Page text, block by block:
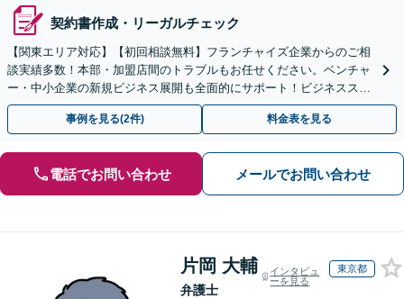
契約書作成・リーガルチェック
【関東エリア対応】【初回相談無料】フランチャイズ企業からのご相
談実績多数！本部・加盟店間のトラブルもお任せください。ベンチャ
ー・中小企業の新規ビジネス展開も全面的にサポート！ビジネススキ
ームの構築支援も！【夜間・休日相談可能】【完全個室】
事例を見る(2件) 料金表を見る
電話でお問い合わせ メールでお問い合わせ
片岡 大輔
弁護士
インタビュ
ーを見る
東京都